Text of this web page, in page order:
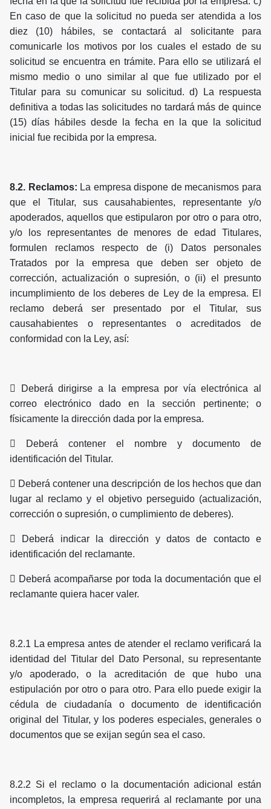
En caso de que la solicitud no pueda ser atendida a los
diez (10) hábiles, se contactará al solicitante para
comunicarle los motivos por los cuales el estado de su
solicitud se encuentra en trámite. Para ello se utilizará el
mismo medio o uno similar al que fue utilizado por el
Titular para su comunicar su solicitud. d) La respuesta
definitiva a todas las solicitudes no tardará más de quince
(15) días hábiles desde la fecha en la que la solicitud
inicial fue recibida por la empresa.
8.2. Reclamos: La empresa dispone de mecanismos para
que el Titular, sus causahabientes, representante y/o
apoderados, aquellos que estipularon por otro o para otro,
y/o los representantes de menores de edad Titulares,
formulen reclamos respecto de (i) Datos personales
Tratados por la empresa que deben ser objeto de
corrección, actualización o supresión, o (ii) el presunto
incumplimiento de los deberes de Ley de la empresa. El
reclamo deberá ser presentado por el Titular, sus
causahabientes o representantes o acreditados de
conformidad con la Ley, así:
 Deberá dirigirse a la empresa por vía electrónica al
correo electrónico dado en la sección pertinente; o
físicamente la dirección dada por la empresa.
 Deberá contener el nombre y documento de
identificación del Titular.
 Deberá contener una descripción de los hechos que dan
lugar al reclamo y el objetivo perseguido (actualización,
corrección o supresión, o cumplimiento de deberes).
 Deberá indicar la dirección y datos de contacto e
identificación del reclamante.
 Deberá acompañarse por toda la documentación que el
reclamante quiera hacer valer.
8.2.1 La empresa antes de atender el reclamo verificará la
identidad del Titular del Dato Personal, su representante
y/o apoderado, o la acreditación de que hubo una
estipulación por otro o para otro. Para ello puede exigir la
cédula de ciudadanía o documento de identificación
original del Titular, y los poderes especiales, generales o
documentos que se exijan según sea el caso.
8.2.2 Si el reclamo o la documentación adicional están
incompletos, la empresa requerirá al reclamante por una